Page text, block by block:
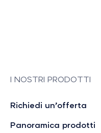
I NOSTRI PRODOTTI
Richiedi un’offerta
Panoramica prodotti